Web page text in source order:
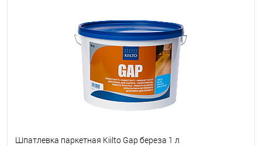
Під замовлення
Шпатлевка паркетная Kiilto Gap береза 1 л